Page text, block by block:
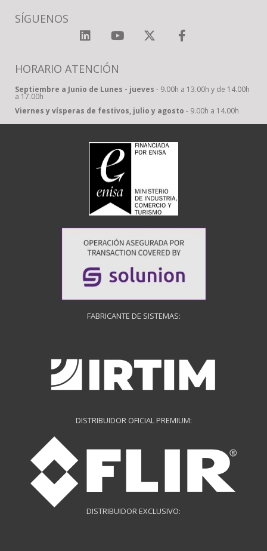
SÍGUENOS
HORARIO ATENCIÓN
Septiembre a Junio de Lunes - jueves - 9.00h a 13.00h y de 14.00h
a 17.00h
Viernes y vísperas de festivos, julio y agosto - 9.00h a 14.00h
FABRICANTE DE SISTEMAS:
DISTRIBUIDOR OFICIAL PREMIUM:
DISTRIBUIDOR EXCLUSIVO: